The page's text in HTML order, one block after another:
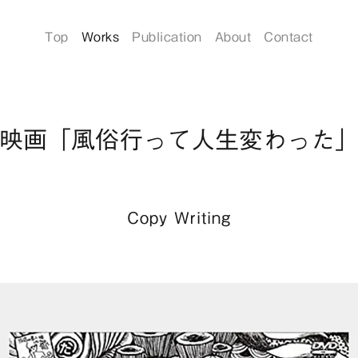
Top Works Publication About Contact
映画「風俗行って人生変わった」
Copy Writing